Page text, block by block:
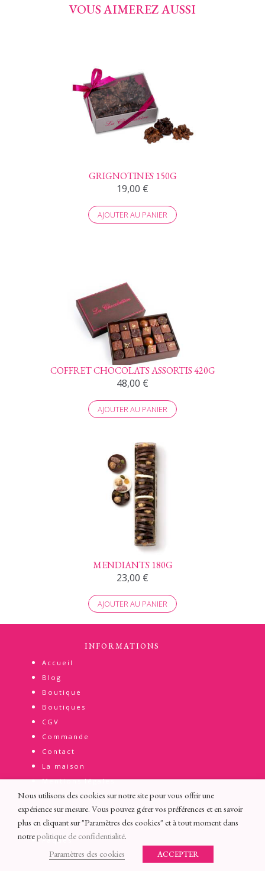
VOUS AIMEREZ AUSSI
GRIGNOTINES 150G
19,00 €
AJOUTER AU PANIER
COFFRET CHOCOLATS ASSORTIS 420G
48,00 €
AJOUTER AU PANIER
MENDIANTS 180G
23,00 €
AJOUTER AU PANIER
INFORMATIONS
Accueil
Blog
Boutique
Boutiques
CGV
Commande
Contact
La maison
Mentions légales
Modalités de livraison
Mon compte
Panier
Pâques
Nous utilisons des cookies sur notre site pour vous offrir une
expérience sur mesure. Vous pouvez gérer vos préférences et en savoir
plus en cliquant sur "Paramètres des cookies" et à tout moment dans
notrepolitique de confidentialité.
Paramètres des cookies
ACCEPTER